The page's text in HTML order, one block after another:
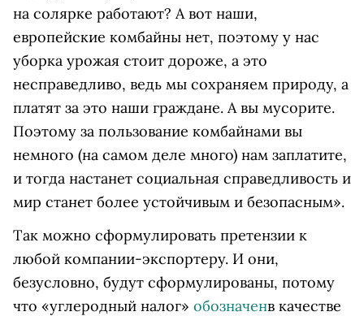
на солярке работают? А вот наши,
европейские комбайны нет, поэтому у нас
уборка урожая стоит дороже, а это
несправедливо, ведь мы сохраняем природу, а
платят за это наши граждане. А вы мусорите.
Поэтому за пользование комбайнами вы
немного (на самом деле много) нам заплатите,
и тогда настанет социальная справедливость и
мир станет более устойчивым и безопасным».
Так можно сформулировать претензии к
любой компании-экспортеру. И они,
безусловно, будут сформулированы, потому
что «углеродный налог» обозначенв качестве